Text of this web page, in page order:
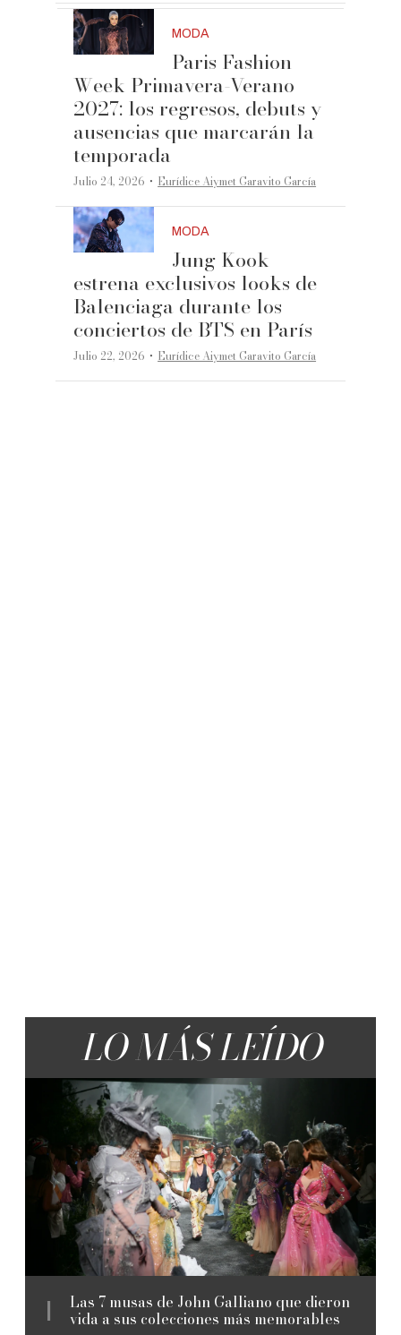
MODA
Paris Fashion
Week Primavera-Verano
2027: los regresos, debuts y
ausencias que marcarán la
temporada
Julio 24, 2026 ·Eurídice Aiymet Garavito García
MODA
Jung Kook
estrena exclusivos looks de
Balenciaga durante los
conciertos de BTS en París
Julio 22, 2026 ·Eurídice Aiymet Garavito García
LO MÁS LEÍDO
Las 7 musas de John Galliano que dieron
vida a sus colecciones más memorables